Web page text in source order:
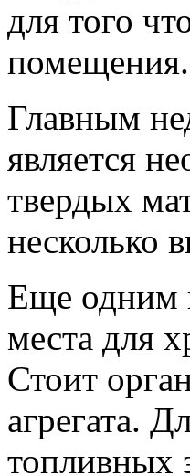
для того
помещения.
Главным
является
твердых
несколько
Еще одним
места для
Стоит
агрегата.
топливных